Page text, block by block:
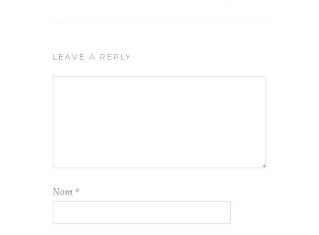
LEAVE A REPLY
Nom *